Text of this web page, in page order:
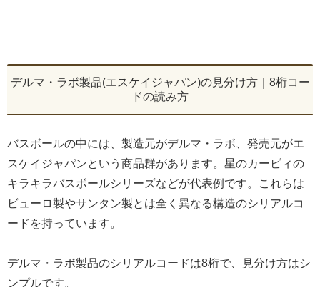
デルマ・ラボ製品(エスケイジャパン)の見分け方｜8桁コー
ドの読み方
バスボールの中には、製造元がデルマ・ラボ、発売元がエ
スケイジャパンという商品群があります。星のカービィの
キラキラバスボールシリーズなどが代表例です。これらは
ビューロ製やサンタン製とは全く異なる構造のシリアルコ
ードを持っています。
デルマ・ラボ製品のシリアルコードは8桁で、見分け方はシ
ンプルです。